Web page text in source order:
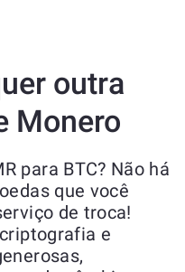
outra
Monero
para BTC? Não há
que você
de troca!
e